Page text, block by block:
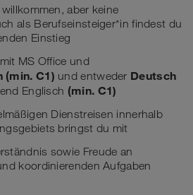
aber keine
als Berufseinsteiger*in findest du
Einstieg
MS Office und
(min. C1) und entweder Deutsch
Englisch (min. C1)
Dienstreisen innerhalb
bringst du mit
sowie Freude an
koordinierenden Aufgaben